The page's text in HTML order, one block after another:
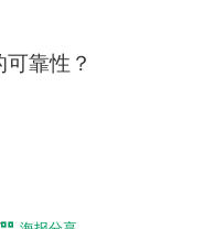
靠性？